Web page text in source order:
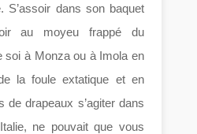
S’assoir dans son baquet
au moyeu frappé du
soi à Monza ou à Imola en
la foule extatique et en
de drapeaux s’agiter dans
ne pouvait que vous